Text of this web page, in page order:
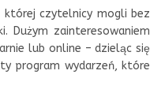
której czytelnicy mogli bez
Dużym zainteresowaniem
lub online – dzieląc się
program wydarzeń, które